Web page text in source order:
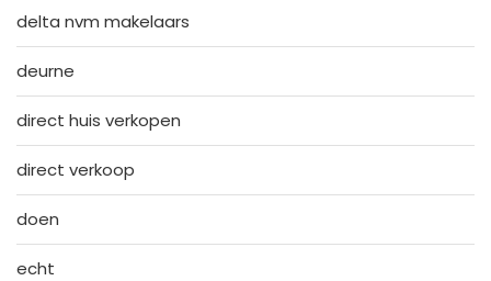
delta nvm makelaars
deurne
direct huis verkopen
direct verkoop
doen
echt